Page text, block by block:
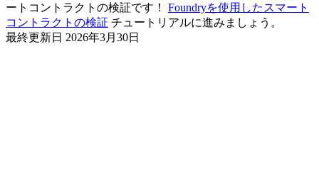
ートコントラクトの検証です！ Foundryを使用したスマート
コントラクトの検証 チュートリアルに進みましょう。
最終更新日 2026年3月30日